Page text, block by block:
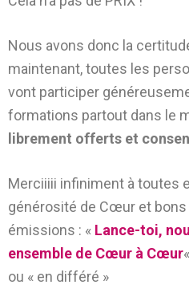
Nous avons donc la
maintenant, toutes les
vont participer
formations partout dans le
librement offerts et
Merciiiii infiniment à toutes
générosité de Cœur et
émissions : « Lance-toi,
ensemble de Cœur à Cœur
ou « en différé »